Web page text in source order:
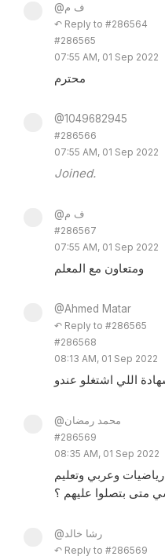
@ف م
↶ Reply to #286564
#286565
07:55 AM, 01 Sep 2022
محترم
@1049682945
#286566
07:55 AM, 01 Sep 2022
Joined.
@ف م
#286567
07:55 AM, 01 Sep 2022
ومتعاون مع المعلم
@Ahmed Matar
↶ Reply to #286565
#286568
08:13 AM, 01 Sep 2022
اللي اشتغلو عندو
@محمد رمضان
#286569
08:35 AM, 01 Sep 2022
وعربي وتعليم
متى بتصلوا عليهم ؟
@رشا خالد
↶ Reply to #286569